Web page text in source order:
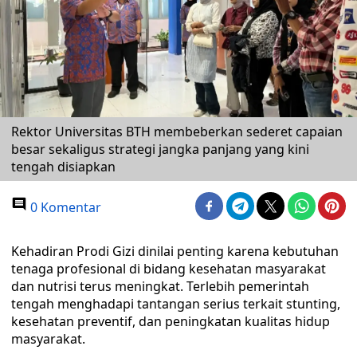
Rektor Universitas BTH membeberkan sederet capaian
besar sekaligus strategi jangka panjang yang kini
tengah disiapkan
0 Komentar
Kehadiran Prodi Gizi dinilai penting karena kebutuhan
tenaga profesional di bidang kesehatan masyarakat
dan nutrisi terus meningkat. Terlebih pemerintah
tengah menghadapi tantangan serius terkait stunting,
kesehatan preventif, dan peningkatan kualitas hidup
masyarakat.